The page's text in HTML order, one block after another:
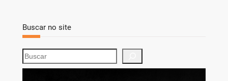
Buscar no site
S
e